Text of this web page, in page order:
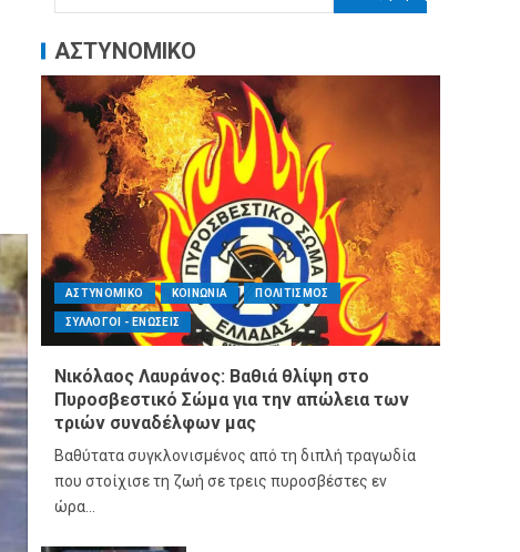
ΑΣΤΥΝΟΜΙΚΟ
ΑΣΤΥΝΟΜΙΚΟ ΚΟΙΝΩΝΙΑ ΠΟΛΙΤΙΣΜΟΣ
ΣΥΛΛΟΓΟΙ - ΕΝΩΣΕΙΣ
Νικόλαος Λαυράνος: Βαθιά θλίψη στο
Πυροσβεστικό Σώμα για την απώλεια των
τριών συναδέλφων μας
Βαθύτατα συγκλονισμένος από τη διπλή τραγωδία
που στοίχισε τη ζωή σε τρεις πυροσβέστες εν
ώρα...